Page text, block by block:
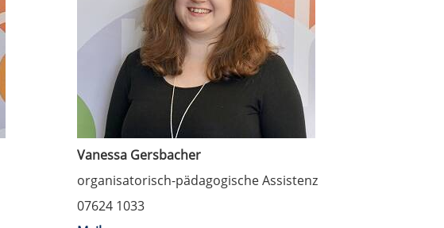
Vanessa Gersbacher
organisatorisch-pädagogische Assistenz
07624 1033